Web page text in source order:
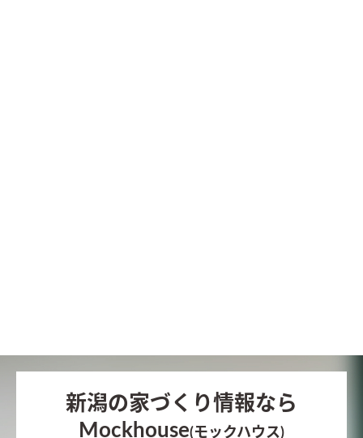
新潟の家づくり情報なら
Mockhouse(モックハウス)